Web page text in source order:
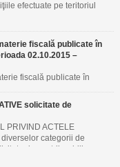
efectuate pe teritoriul
fiscală publicate în
02.10.2015 –
fiscală publicate în
solicitate de
PRIVIND ACTELE
categorii de
de contribuabili